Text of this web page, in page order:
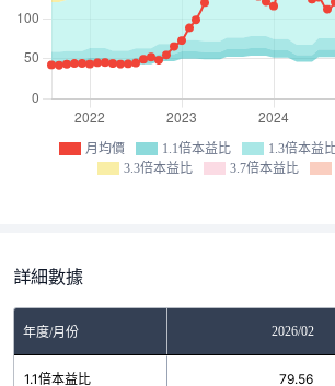
月均價 1.1倍本益比 1.3倍本益
3.3倍本益比
3.7倍本益比
詳細數據
年度/月份 2026/02
1.1倍本益比 79.56